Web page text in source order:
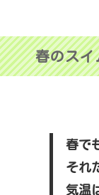
春のスイ
春で
それ
気温